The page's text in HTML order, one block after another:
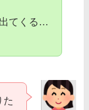
てくる…
た